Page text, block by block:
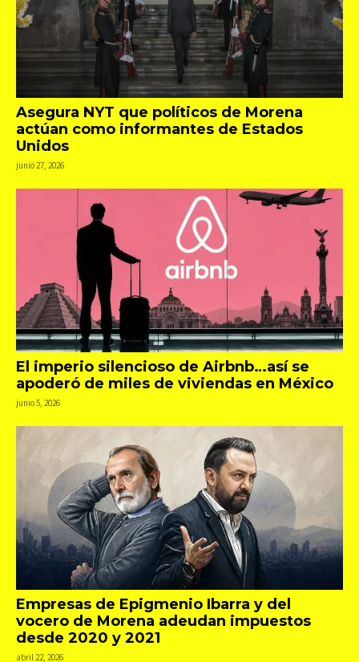
Asegura NYT que políticos de Morena
actúan como informantes de Estados
Unidos
junio 27, 2026
El imperio silencioso de Airbnb…así se
apoderó de miles de viviendas en México
junio 5, 2026
Empresas de Epigmenio Ibarra y del
vocero de Morena adeudan impuestos
desde 2020 y 2021
abril 22, 2026